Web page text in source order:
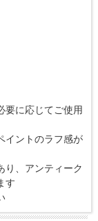
要に応じてご使用
イントのラフ感が
り、アンティーク
す